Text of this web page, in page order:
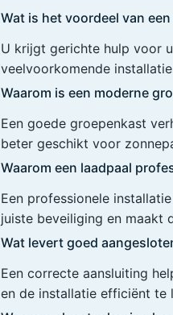
Wat is het voordeel van
U krijgt gerichte hulp voor
veelvoorkomende
Waarom is een moderne
Een goede groepenkast
beter geschikt voor
Waarom een laadpaal
Een professionele
juiste beveiliging en maakt
Wat levert goed
Een correcte aansluiting
en de installatie efficiënt te